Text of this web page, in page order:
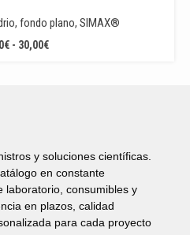
fondo plano, SIMAX®
€ - 30,00€RANGO
y soluciones científicas.
en constante
laboratorio, consumibles y
en plazos, calidad
para cada proyecto